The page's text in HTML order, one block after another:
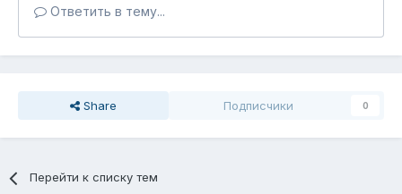
Ответить в тему...
Share Подписчики 0
Перейти к списку тем